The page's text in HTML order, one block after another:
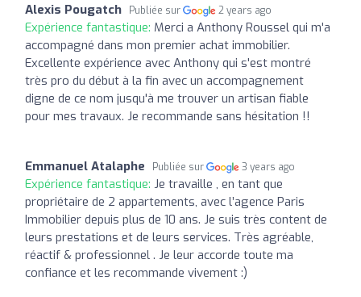
Alexis Pougatch Publiée sur 2 years ago
Expérience fantastique: Merci a Anthony Roussel qui m'a
accompagné dans mon premier achat immobilier.
Excellente expérience avec Anthony qui s'est montré
très pro du début à la fin avec un accompagnement
digne de ce nom jusqu'à me trouver un artisan fiable
pour mes travaux. Je recommande sans hésitation !!
Emmanuel Atalaphe Publiée sur 3 years ago
Expérience fantastique: Je travaille , en tant que
propriétaire de 2 appartements, avec l’agence Paris
Immobilier depuis plus de 10 ans. Je suis très content de
leurs prestations et de leurs services. Très agréable,
réactif & professionnel . Je leur accorde toute ma
confiance et les recommande vivement :)